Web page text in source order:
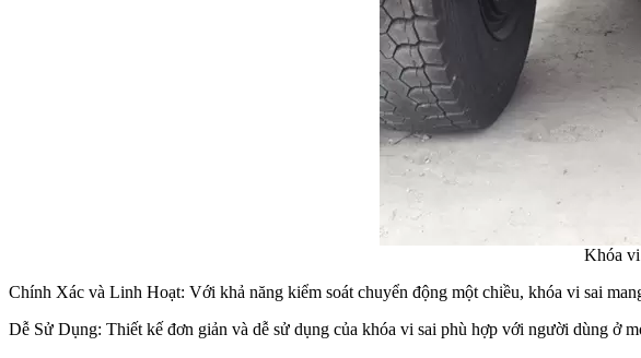
Khóa vi
Chính Xác và Linh Hoạt: Với khả năng kiểm soát chuyển động một chiều, khóa vi sai
Dễ Sử Dụng: Thiết kế đơn giản và dễ sử dụng của khóa vi sai phù hợp với người dùng ở